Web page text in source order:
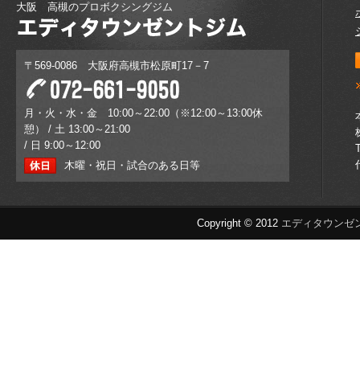
大阪 高槻のプロボクシングジム
〒569-0086 大阪府高槻市松原町17－7
月・火・水・金 10:00～22:00（※12:00～13:00休
憩） / 土 13:00～21:00
/ 日 9:00～12:00
木曜・祝日・試合のある日等
Copyright © 2012 エディタウンゼ